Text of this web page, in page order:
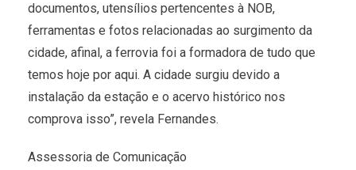
documentos, utensílios pertencentes à NOB,
ferramentas e fotos relacionadas ao surgimento da
cidade, afinal, a ferrovia foi a formadora de tudo que
temos hoje por aqui. A cidade surgiu devido a
instalação da estação e o acervo histórico nos
comprova isso”, revela Fernandes.
Assessoria de Comunicação